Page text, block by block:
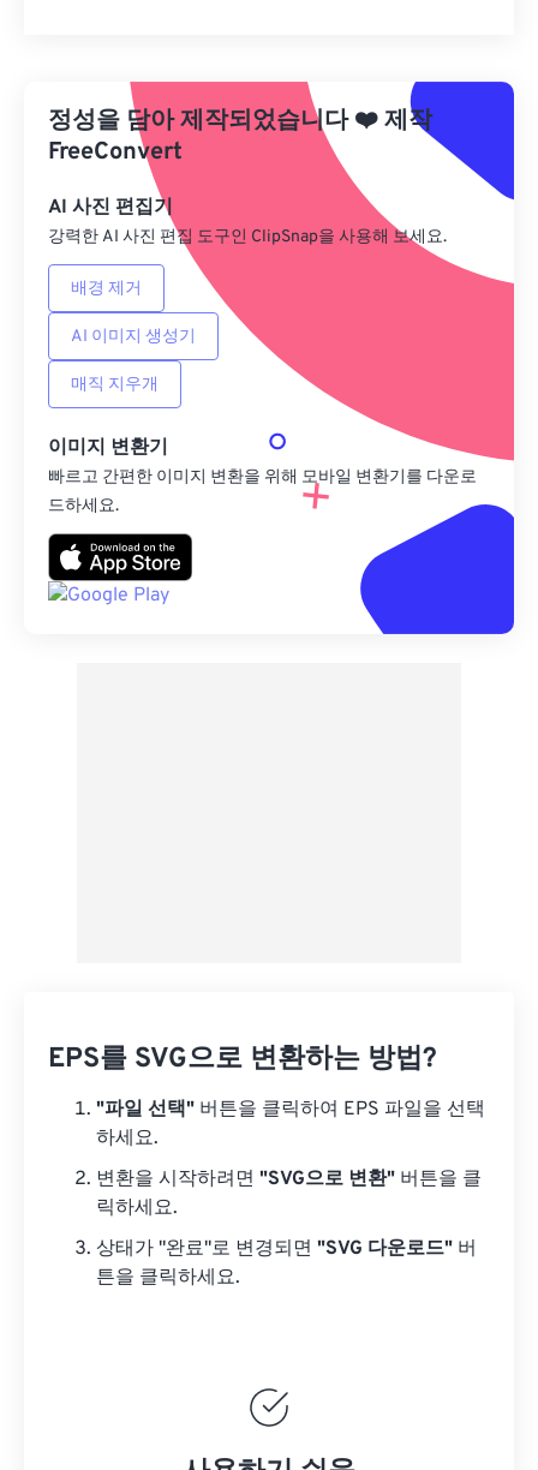
사전 설정에서 적용
사전 설정으로 저장
정성을 담아 제작되었습니다❤️제작
FreeConvert
AI 사진 편집기
강력한 AI 사진 편집 도구인 ClipSnap을 사용해 보세요.
배경 제거
AI 이미지 생성기
매직 지우개
이미지 변환기
빠르고 간편한 이미지 변환을 위해 모바일 변환기를 다운로
드하세요.
EPS를 SVG으로 변환하는 방법?
"파일 선택" 버튼을 클릭하여 EPS 파일을 선택
하세요.
변환을 시작하려면 "SVG으로 변환" 버튼을 클
릭하세요.
상태가 "완료"로 변경되면 "SVG 다운로드" 버
튼을 클릭하세요.